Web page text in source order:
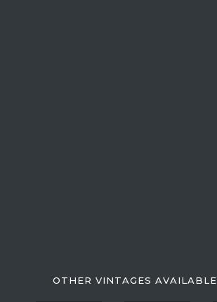
OTHER VINTAGES AVAILABLE